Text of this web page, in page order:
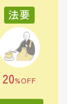
法要
20%OFF